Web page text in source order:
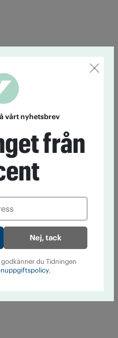
vårt nyhetsbrev
från
Nej, tack
du Tidningen